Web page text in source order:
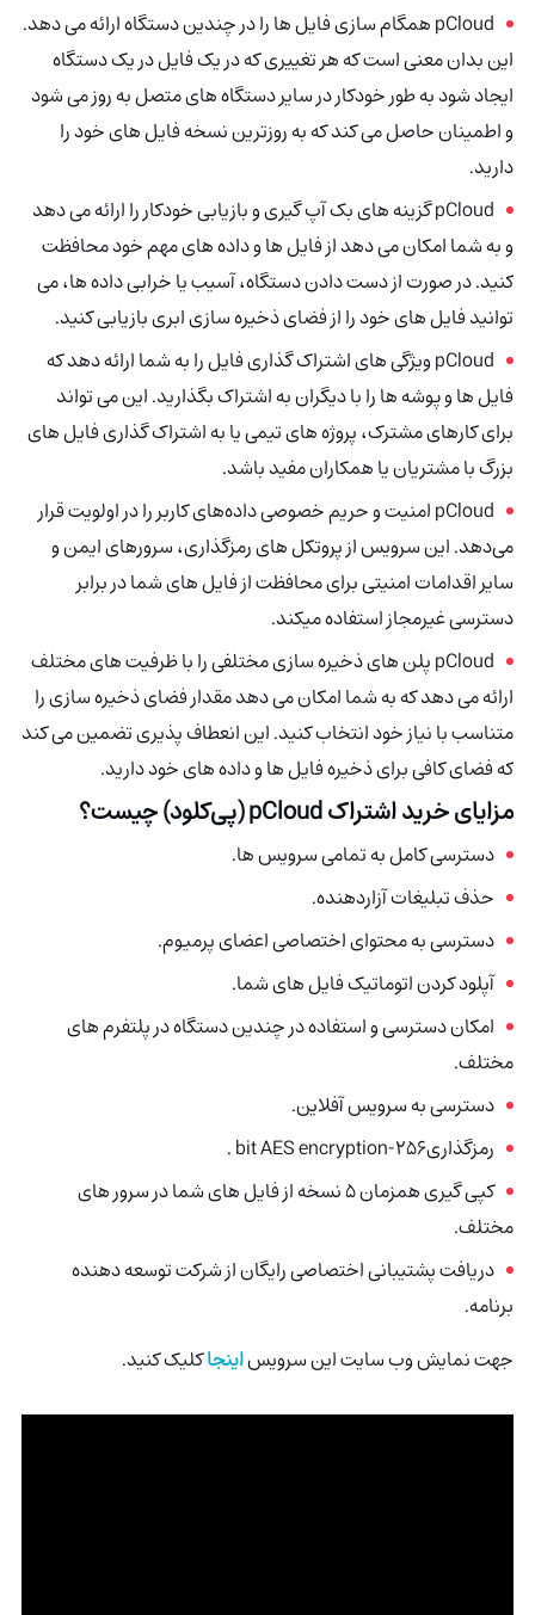
pCloudهمگام سازی فایل ها را در چندین دستگاه ارائه می دهد.
این بدان معنی است که هر تغییری که در یک فایل در یک دستگاه
ایجاد شود به طور خودکار در سایر دستگاه های متصل به روز می شود
و اطمینان حاصل می کند که به روزترین نسخه فایل های خود را
دارید.
pCloud گزینه های بک آپ گیری و بازیابی خودکار را ارائه می دهد
و به شما امکان می دهد از فایل ها و داده های مهم خود محافظت
کنید. در صورت از دست دادن دستگاه، آسیب یا خرابی داده ها، می
توانید فایل های خود را از فضای ذخیره سازی ابری بازیابی کنید.
pCloudویژگی های اشتراک گذاری فایل را به شما ارائه دهد که
فایل ها و پوشه ها را با دیگران به اشتراک بگذارید. این می تواند
برای کارهای مشترک، پروژه های تیمی یا به اشتراک گذاری فایل های
بزرگ با مشتریان یا همکاران مفید باشد.
pCloud امنیت و حریم خصوصی داده‌های کاربر را در اولویت قرار
می‌دهد. این سرویس از پروتکل های رمزگذاری، سرورهای ایمن و
سایر اقدامات امنیتی برای محافظت از فایل های شما در برابر
دسترسی غیرمجاز استفاده میکند.
pCloud پلن های ذخیره سازی مختلفی را با ظرفیت های مختلف
ارائه می دهد که به شما امکان می دهد مقدار فضای ذخیره سازی را
متناسب با نیاز خود انتخاب کنید. این انعطاف پذیری تضمین می کند
که فضای کافی برای ذخیره فایل ها و داده های خود دارید.
مزایای خرید اشتراکpCloud (پی‌کلود) چیست؟
دسترسی کامل به تمامی سرویس ها.
حذف تبلیغات آزاردهنده.
دسترسی به محتوای اختصاصی اعضای پرمیوم.
آپلود کردن اتوماتیک فایل های شما.
امکان دسترسی و استفاده در چندین دستگاه در پلتفرم های
مختلف.
دسترسی به سرویس آفلاین.
رمزگذاری256-bit AES encryption .
کپی گیری همزمان 5 نسخه از فایل های شما در سرور های
مختلف.
دریافت پشتیبانی اختصاصی رایگان از شرکت توسعه دهنده
برنامه.
جهت نمایش وب سایت این سرویساینجاکلیک کنید.